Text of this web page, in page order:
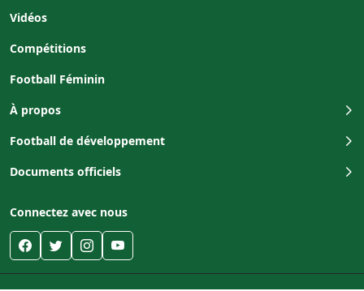
Vidéos
Compétitions
Football Féminin
À propos
Football de développement
Documents officiels
Connectez avec nous